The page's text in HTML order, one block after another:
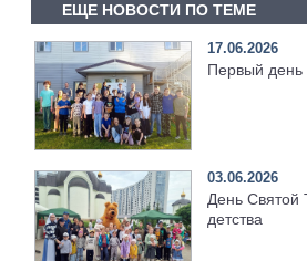
ЕЩЕ НОВОСТИ ПО ТЕМЕ
17.06.2026
Первый день
03.06.2026
День Святой
детства